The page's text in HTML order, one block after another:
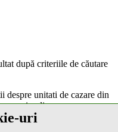
uri
după criteriile de căutare
despre unitati de cazare din
online.
de acord cu